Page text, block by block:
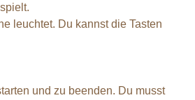
leuchtet. Du kannst die Tasten
und zu beenden. Du musst